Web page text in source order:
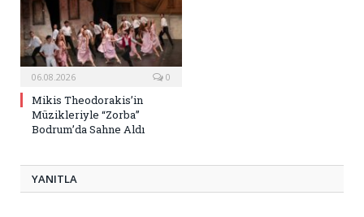
06.08.2026 0
Mikis Theodorakis’in
Müzikleriyle “Zorba”
Bodrum’da Sahne Aldı
YANITLA